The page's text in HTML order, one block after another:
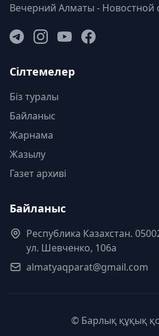
Вечерний Алматы - Новостной
Сілтемелер
Біз туралы
Байланыс
Жарнама
Жазылу
Газет архиві
Байланыс
Республика Казахстан.
ул. Шевченко, 106а
almatyaqparat@gmail.com
© Барлық құқық